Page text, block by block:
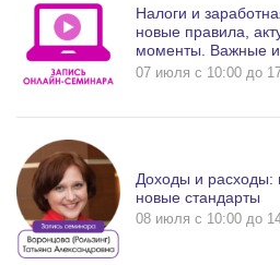
Налоги и
новые правила,
моменты. Важные
07 июля c 10:00 до
Доходы и расходы:
новые стандарты
08 июля c 10:00 до